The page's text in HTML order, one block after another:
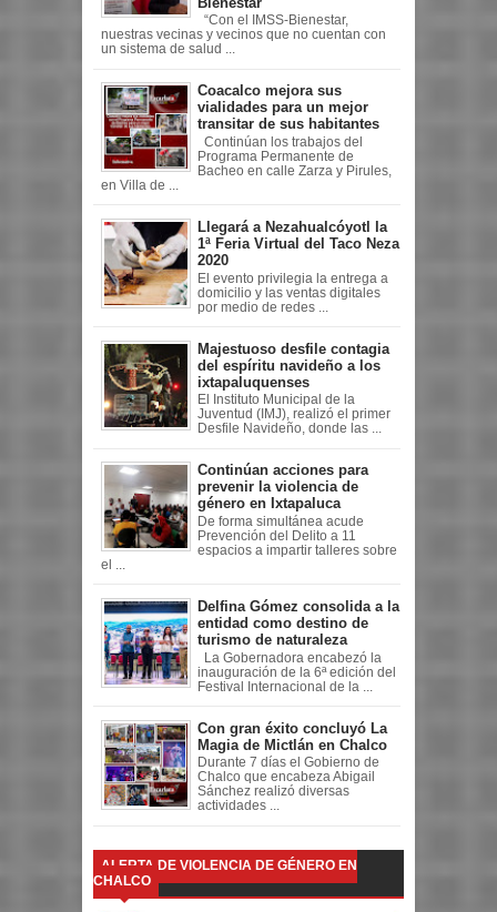
“Con el IMSS-Bienestar,
nuestras vecinas y vecinos que no cuentan con
un sistema de salud ...
Coacalco mejora sus
vialidades para un mejor
transitar de sus habitantes
Continúan los trabajos del
Programa Permanente de
Bacheo en calle Zarza y Pirules,
en Villa de ...
Llegará a Nezahualcóyotl la
1ª Feria Virtual del Taco Neza
2020
El evento privilegia la entrega a
domicilio y las ventas digitales
por medio de redes ...
Majestuoso desfile contagia
del espíritu navideño a los
ixtapaluquenses
El Instituto Municipal de la
Juventud (IMJ), realizó el primer
Desfile Navideño, donde las ...
Continúan acciones para
prevenir la violencia de
género en Ixtapaluca
De forma simultánea acude
Prevención del Delito a 11
espacios a impartir talleres sobre
el ...
Delfina Gómez consolida a la
entidad como destino de
turismo de naturaleza
La Gobernadora encabezó la
inauguración de la 6ª edición del
Festival Internacional de la ...
Con gran éxito concluyó La
Magia de Mictlán en Chalco
Durante 7 días el Gobierno de
Chalco que encabeza Abigail
Sánchez realizó diversas
actividades ...
ALERTA DE VIOLENCIA DE GÉNERO EN
CHALCO